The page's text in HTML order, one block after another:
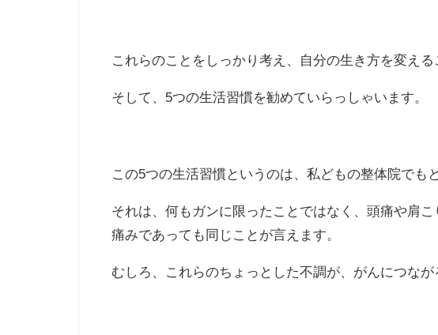
これらのことをしっかり考え、自分の生き方を変え
そして、5つの生活習慣を勧めていらっしゃいます。
この5つの生活習慣というのは、私どもの整体院でも
それは、何もガンに限ったことではなく、頭痛や肩
痛みであっても同じことが言えます。
むしろ、これらのちょっとした不調が、がんにつなが